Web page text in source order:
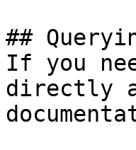
##
If you
directly